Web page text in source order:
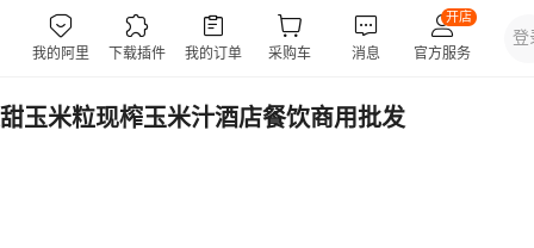
玉米粒现榨玉米汁酒店餐饮商用批发